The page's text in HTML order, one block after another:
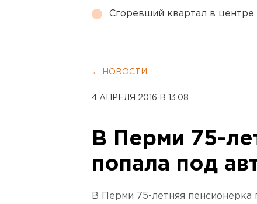
Сгоревший квартал в центре
← НОВОСТИ
4 АПРЕЛЯ 2016 В 13:08
В Перми 75-
попала под
В Перми 75-летняя пенсионерка